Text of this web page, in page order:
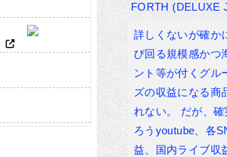
FORTH (DELUXE
詳しくないが確か
び回る規模感かつ
ント等が付くグル
ズの収益になる商
れない。 だが、
ろうyoutube、各
益、国内ライブ収